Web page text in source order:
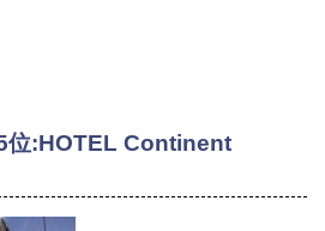
位:HOTEL Continent